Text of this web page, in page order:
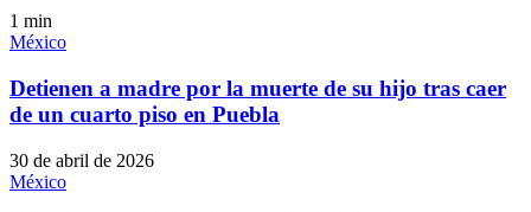
1 min
México
Detienen a madre por la muerte de su hijo tras caer
de un cuarto piso en Puebla
30 de abril de 2026
México